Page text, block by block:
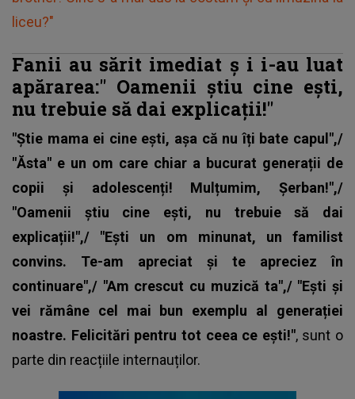
liceu?"
Fanii au sărit imediat ș i i-au luat
apărarea:" Oamenii știu cine ești,
nu trebuie să dai explicații!"
"Știe mama ei cine ești, așa că nu îți bate capul",/
"Ăsta" e un om care chiar a bucurat generații de
copii și adolescenți! Mulțumim, Șerban!",/
"Oamenii știu cine ești, nu trebuie să dai
explicații!",/ "Ești un om minunat, un familist
convins. Te-am apreciat și te apreciez în
continuare",/ "Am crescut cu muzică ta",/ "Ești și
vei rămâne cel mai bun exemplu al generației
noastre. Felicitări pentru tot ceea ce ești!", sunt o
parte din reacțiile internauților.